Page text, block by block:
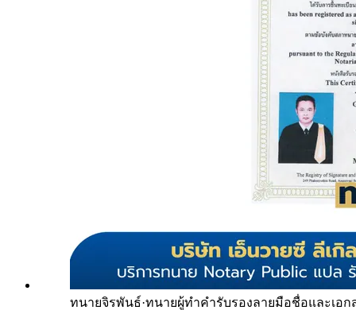
ทนายจิรพันธ์·ทนายผู้ทำคำรับรองลายมือชื่อและเอก